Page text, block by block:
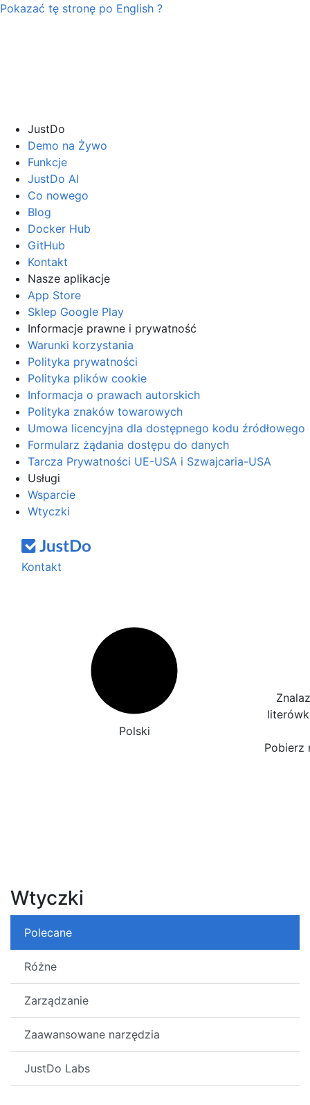
Pokazać tę stronę po English ?
JustDo
Demo na Żywo
Funkcje
JustDo AI
Co nowego
Blog
Docker Hub
GitHub
Kontakt
Nasze aplikacje
App Store
Sklep Google Play
Informacje prawne i prywatność
Warunki korzystania
Polityka prywatności
Polityka plików cookie
Informacja o prawach autorskich
Polityka znaków towarowych
Umowa licencyjna dla dostępnego kodu źródłowego
Formularz żądania dostępu do danych
Tarcza Prywatności UE-USA i Szwajcaria-USA
Usługi
Wsparcie
Wtyczki
Kontakt
Polski
Pobierz
Wtyczki
Polecane
Różne
Zarządzanie
Zaawansowane narzędzia
JustDo Labs